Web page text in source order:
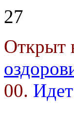
27
Открыт
00.